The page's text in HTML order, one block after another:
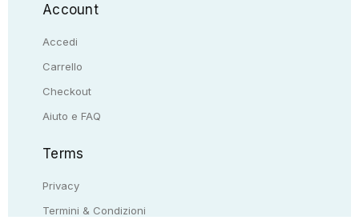
Account
Accedi
Carrello
Checkout
Aiuto e FAQ
Terms
Privacy
Termini & Condizioni